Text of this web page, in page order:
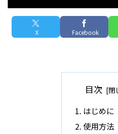
X Facebook
目次
はじめに
使用方法